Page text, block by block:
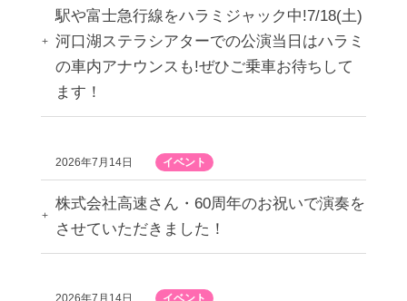
駅や富士急行線をハラミジャック中!7/18(土)
河口湖ステラシアターでの公演当日はハラミ
の車内アナウンスも!ぜひご乗車お待ちして
ます！
2026年7月14日 イベント
株式会社高速さん・60周年のお祝いで演奏を
させていただきました！
2026年7月14日 イベント